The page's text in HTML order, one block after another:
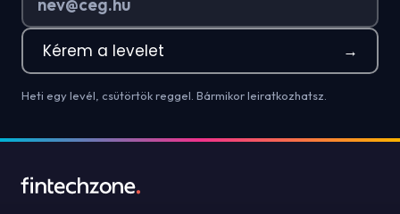
Kérem a levelet →
Heti egy levél, csütörtök reggel. Bármikor leiratkozhatsz.